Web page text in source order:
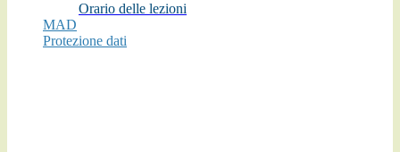
Orario delle lezioni
MAD
Protezione dati